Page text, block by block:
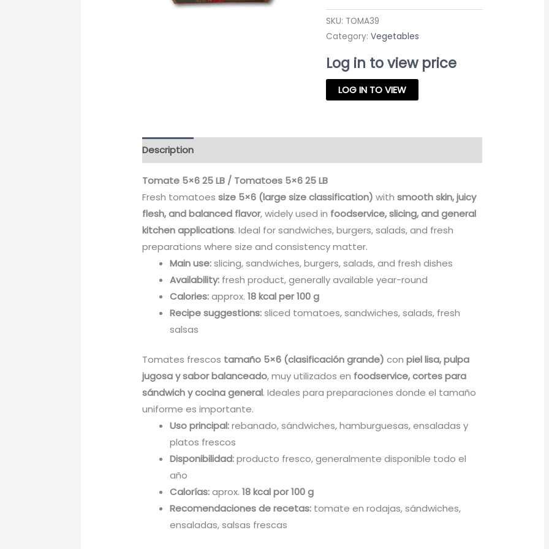
SKU: TOMA39
Category:Vegetables
Log in to view price
LOG IN TO VIEW
Description
Tomate 5×6 25 LB / Tomatoes 5×6 25 LB
Fresh tomatoessize 5×6 (large size classification) withsmooth skin, juicy
flesh, and balanced flavor, widely used in foodservice, slicing, and general
kitchen applications. Ideal for sandwiches, burgers, salads, and fresh
preparations where size and consistency matter.
Main use:slicing, sandwiches, burgers, salads, and fresh dishes
Availability: fresh product, generally available year-round
Calories:approx.18 kcal per 100 g
Recipe suggestions:sliced tomatoes, sandwiches, salads, fresh
salsas
Tomates frescos tamaño 5×6 (clasificación grande) conpiel lisa, pulpa
jugosa y sabor balanceado, muy utilizados en foodservice, cortes para
sándwich y cocina general. Ideales para preparaciones donde el tamaño
uniforme es importante.
Uso principal:rebanado, sándwiches, hamburguesas, ensaladas y
platos frescos
Disponibilidad:producto fresco, generalmente disponible todo el
año
Calorías:aprox.18 kcal por 100 g
Recomendaciones de recetas: tomate en rodajas, sándwiches,
ensaladas, salsas frescas